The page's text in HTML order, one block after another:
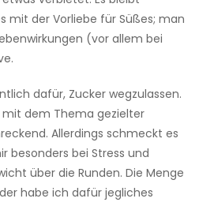
mit der Vorliebe für Süßes; man
(vor allem bei
dafür, Zucker wegzulassen.
dem Thema gezielter
Allerdings schmeckt es
besonders bei Stress und
über die Runden. Die Menge
habe ich dafür jegliches